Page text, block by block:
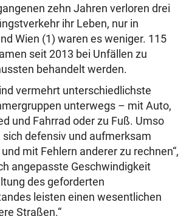
zehn Jahren verloren drei
ihr Leben, nur in
Wien (1) waren es weniger. 115
seit 2013 bei Unfällen zu
behandelt werden.
vermehrt unterschiedlichste
unterwegs – mit Auto,
und Fahrrad oder zu Fuß. Umso
defensiv und aufmerksam
mit Fehlern anderer zu rechnen“,
angepasste Geschwindigkeit
des geforderten
leisten einen wesentlichen
Straßen.“